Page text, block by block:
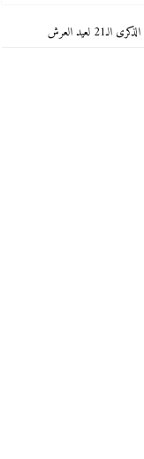
لعيد العرش